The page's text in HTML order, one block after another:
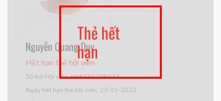
Nguyễn Quang Duy
Hết hạn thẻ hội viên
Số thẻ Hội viên: HAN101195037
Ngày hết hạn thẻ hội viên: 23-10-2023
Thẻ hết
hạn